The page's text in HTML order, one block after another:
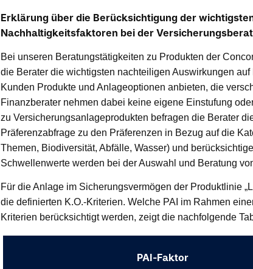
Erklärung über die Berücksichtigung der
Nachhaltigkeitsfaktoren bei der
Bei unseren Beratungstätigkeiten zu Produkten der
die Berater die wichtigsten nachteiligen Auswirkungen
Kunden Produkte und Anlageoptionen anbieten, die
Finanzberater nehmen dabei keine eigene Einstufung
zu Versicherungsanlageprodukten befragen die Berater
Präferenzabfrage zu den Präferenzen in Bezug auf die
Themen, Biodiversität, Abfälle, Wasser) und
Schwellenwerte werden bei der Auswahl und Beratung
Für die Anlage im Sicherungsvermögen der Produktlinie
die definierten K.O.-Kriterien. Welche PAI im Rahmen
Kriterien berücksichtigt werden, zeigt die nachfolgende
PAI-Faktor